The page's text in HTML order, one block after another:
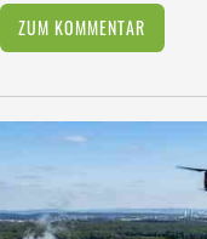
ZUM KOMMENTAR